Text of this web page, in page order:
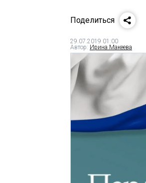
Поделиться
29.07.2019 01:00
Автор: Ирина Макеева